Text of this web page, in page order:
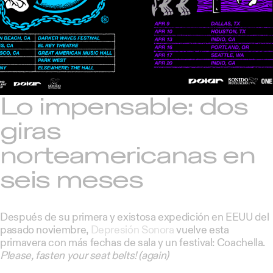
Lo impensable: dos
giras
norteamericanas en
seis meses
Después de su primera y existosa expedición en EEUU del
pasado noviembre, Depresión Sonoravuelve esta
primavera con más fechas de sala y un festival: Coachella.
Please, fasten your seat belts! (again)